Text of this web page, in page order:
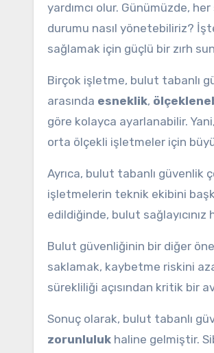
yardımcı olur. Günümüzde,
durumu nasıl yönetebiliriz?
sağlamak için güçlü bir zırh
Birçok işletme, bulut tabanlı
arasında esneklik,
göre kolayca ayarlanabilir.
orta ölçekli işletmeler için
Ayrıca, bulut tabanlı güvenlik
işletmelerin teknik ekibini
edildiğinde, bulut
Bulut güvenliğinin bir diğer
saklamak, kaybetme riskini
sürekliliği açısından kritik bir
Sonuç olarak, bulut tabanlı
zorunluluk haline gelmiştir.